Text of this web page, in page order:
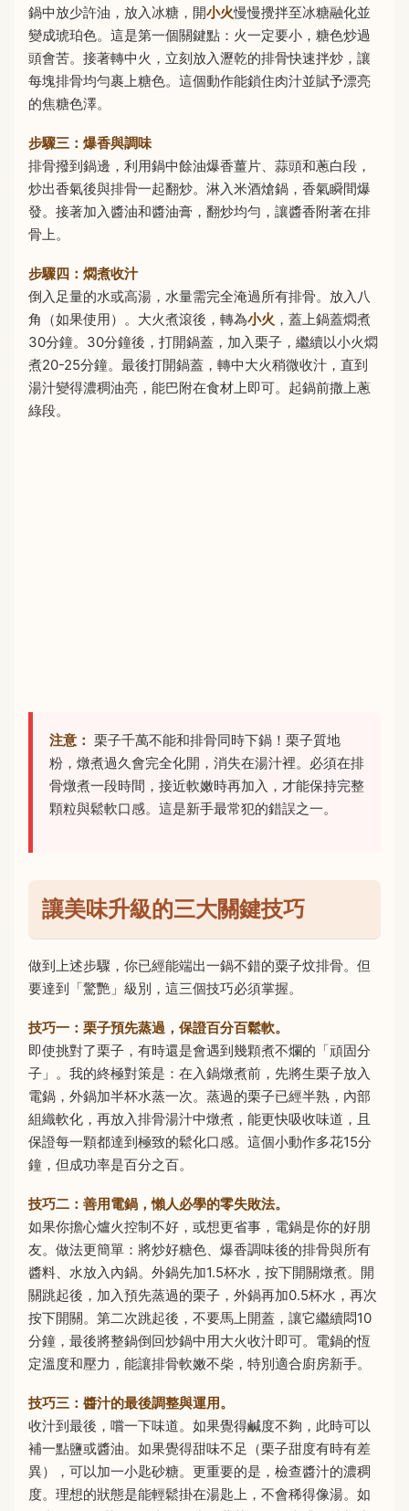
鍋中放少許油，放入冰糖，開小火慢慢攪拌至冰糖融化並
變成琥珀色。這是第一個關鍵點：火一定要小，糖色炒過
頭會苦。接著轉中火，立刻放入瀝乾的排骨快速拌炒，讓
每塊排骨均勻裹上糖色。這個動作能鎖住肉汁並賦予漂亮
的焦糖色澤。
步驟三：爆香與調味
排骨撥到鍋邊，利用鍋中餘油爆香薑片、蒜頭和蔥白段，
炒出香氣後與排骨一起翻炒。淋入米酒熗鍋，香氣瞬間爆
發。接著加入醬油和醬油膏，翻炒均勻，讓醬香附著在排
骨上。
步驟四：燜煮收汁
倒入足量的水或高湯，水量需完全淹過所有排骨。放入八
角（如果使用）。大火煮滾後，轉為小火 ，蓋上鍋蓋燜煮
30分鐘。30分鐘後，打開鍋蓋，加入栗子，繼續以小火燜
煮20-25分鐘。最後打開鍋蓋，轉中大火稍微收汁，直到
湯汁變得濃稠油亮，能巴附在食材上即可。起鍋前撒上蔥
綠段。
注意： 栗子千萬不能和排骨同時下鍋！栗子質地
粉，燉煮過久會完全化開，消失在湯汁裡。必須在排
骨燉煮一段時間，接近軟嫩時再加入，才能保持完整
顆粒與鬆軟口感。這是新手最常犯的錯誤之一。
讓美味升級的三大關鍵技巧
做到上述步驟，你已經能端出一鍋不錯的粟子炆排骨。但
要達到「驚艷」級別，這三個技巧必須掌握。
技巧一：栗子預先蒸過，保證百分百鬆軟。
即使挑對了栗子，有時還是會遇到幾顆煮不爛的「頑固分
子」。我的終極對策是：在入鍋燉煮前，先將生栗子放入
電鍋，外鍋加半杯水蒸一次。蒸過的栗子已經半熟，內部
組織軟化，再放入排骨湯汁中燉煮，能更快吸收味道，且
保證每一顆都達到極致的鬆化口感。這個小動作多花15分
鐘，但成功率是百分之百。
技巧二：善用電鍋，懶人必學的零失敗法。
如果你擔心爐火控制不好，或想更省事，電鍋是你的好朋
友。做法更簡單：將炒好糖色、爆香調味後的排骨與所有
醬料、水放入內鍋。外鍋先加1.5杯水，按下開關燉煮。開
關跳起後，加入預先蒸過的栗子，外鍋再加0.5杯水，再次
按下開關。第二次跳起後，不要馬上開蓋，讓它繼續悶10
分鐘，最後將整鍋倒回炒鍋中用大火收汁即可。電鍋的恆
定溫度和壓力，能讓排骨軟嫩不柴，特別適合廚房新手。
技巧三：醬汁的最後調整與運用。
收汁到最後，嚐一下味道。如果覺得鹹度不夠，此時可以
補一點鹽或醬油。如果覺得甜味不足（栗子甜度有時有差
異），可以加一小匙砂糖。更重要的是，檢查醬汁的濃稠
度。理想的狀態是能輕鬆掛在湯匙上，不會稀得像湯。如